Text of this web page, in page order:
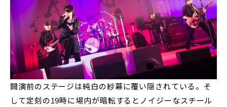
開演前のステージは純白の紗幕に覆い隠されている。そ
して定刻の19時に場内が暗転するとノイジーなスチール